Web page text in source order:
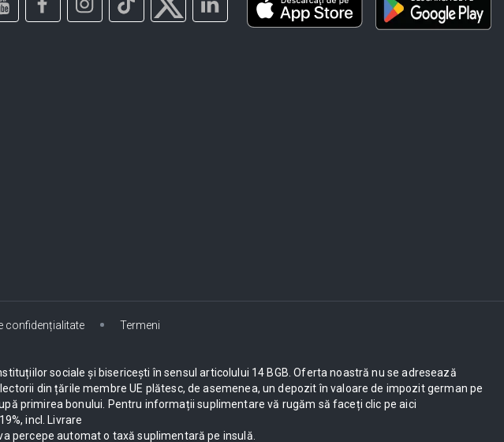
confidențialitate Termeni
sociale și bisericești în sensul articolului 14 BGB. Oferta noastră nu se adresează
din țările membre UE plătesc, de asemenea, un depozit în valoare de impozit german pe
primirea bonului. Pentru informații suplimentare vă rugăm să faceți clic pe aici
incl. Livrare
percepe automat o taxă suplimentară pe insulă.